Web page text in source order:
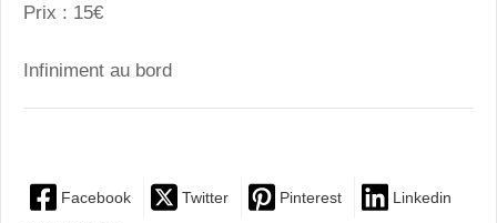
Prix : 15€
Infiniment au bord
Facebook Twitter Pinterest Linkedin